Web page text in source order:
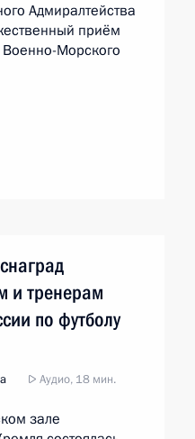
Адмиралтейства
приём
Морского
и тренерам
по футболу
Аудио, 18 мин.
зале